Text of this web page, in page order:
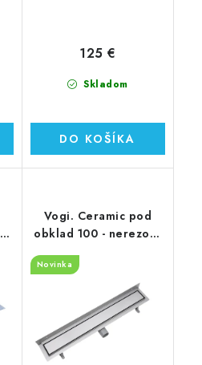
Skladom
125 €
DO KOŠÍKA
Vogi. Ceramic pod
obklad 100 - nerezový
(RD100set.W)
Novinka